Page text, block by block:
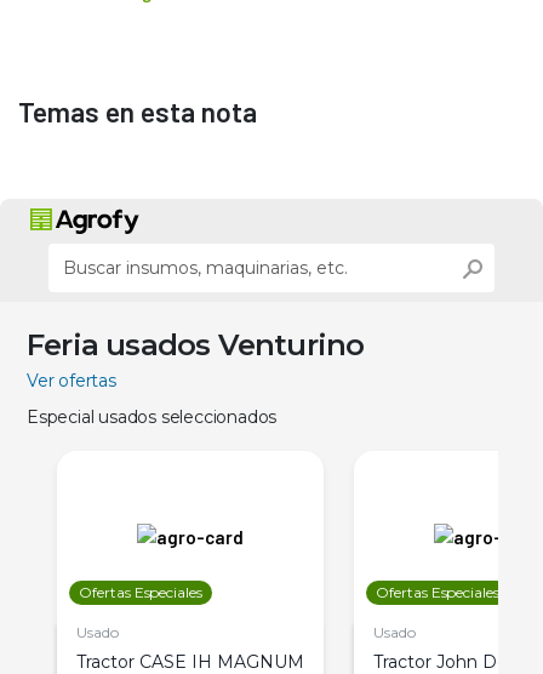
Temas en esta nota
Feria usados Venturino
Ver ofertas
Especial usados seleccionados
Ofertas Especiales
Usado
Tractor CASE IH MAGNUM
Ofertas Especiales
Usado
Tractor John Deere